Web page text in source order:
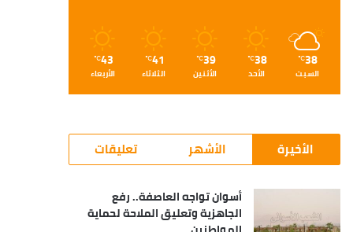
38
℃
السبت
38
℃
الأحد
39
℃
الأثنين
41
℃
الثلاثاء
43
℃
الأربعاء
الأخيرة الأشهر تعليقات
أسوان تواجه العاصفة.. رفع
الجاهزية وتعليق الملاحة لحماية